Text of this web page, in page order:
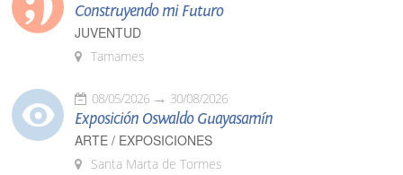
Construyendo mi Futuro
JUVENTUD
Tamames
08/05/2026 30/08/2026
Exposición Oswaldo Guayasamín
ARTE / EXPOSICIONES
Santa Marta de Tormes